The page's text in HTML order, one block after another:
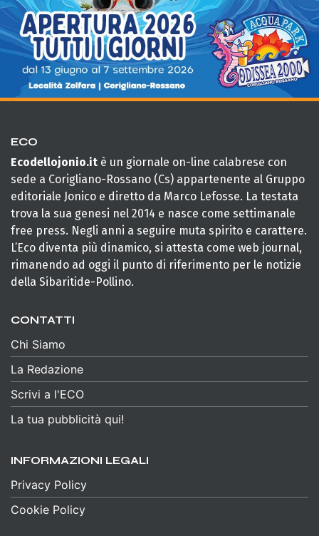
ECO
Ecodellojonio.it è un giornale on-line calabrese con
sede a Corigliano-Rossano (Cs) appartenente al Gruppo
editoriale Jonico e diretto da Marco Lefosse. La testata
trova la sua genesi nel 2014 e nasce come settimanale
free press. Negli anni a seguire muta spirito e carattere.
L’Eco diventa più dinamico, si attesta come web journal,
rimanendo ad oggi il punto di riferimento per le notizie
della Sibaritide-Pollino.
CONTATTI
Chi Siamo
La Redazione
Scrivi a l'ECO
La tua pubblicità qui!
INFORMAZIONI LEGALI
Privacy Policy
Cookie Policy